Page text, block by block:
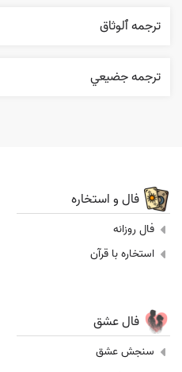
ترجمه ٱلوثاق
ترجمه جضيعي
فال و استخاره
فال روزانه
استخاره با قرآن
فال عشق
سنجش عشق